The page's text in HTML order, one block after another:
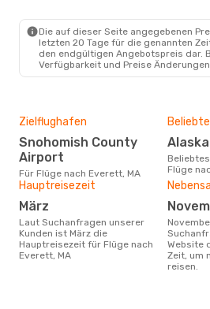
Die auf dieser Seite angegebenen
letzten 20 Tage für die genannten
den endgültigen Angebotspreis dar.
Verfügbarkeit und Preise
Zielflughafen
Snohomish County
Airport
Für Flüge nach Everett, MA
Beliebteste Fluggesellschaft für
Flüge
Hauptreisezeit
März
Laut Suchanfragen unserer
Kunden ist März die
Hauptreisezeit für Flüge nach
Everett, MA
November ist laut den
Website
Zeit, um
reisen.